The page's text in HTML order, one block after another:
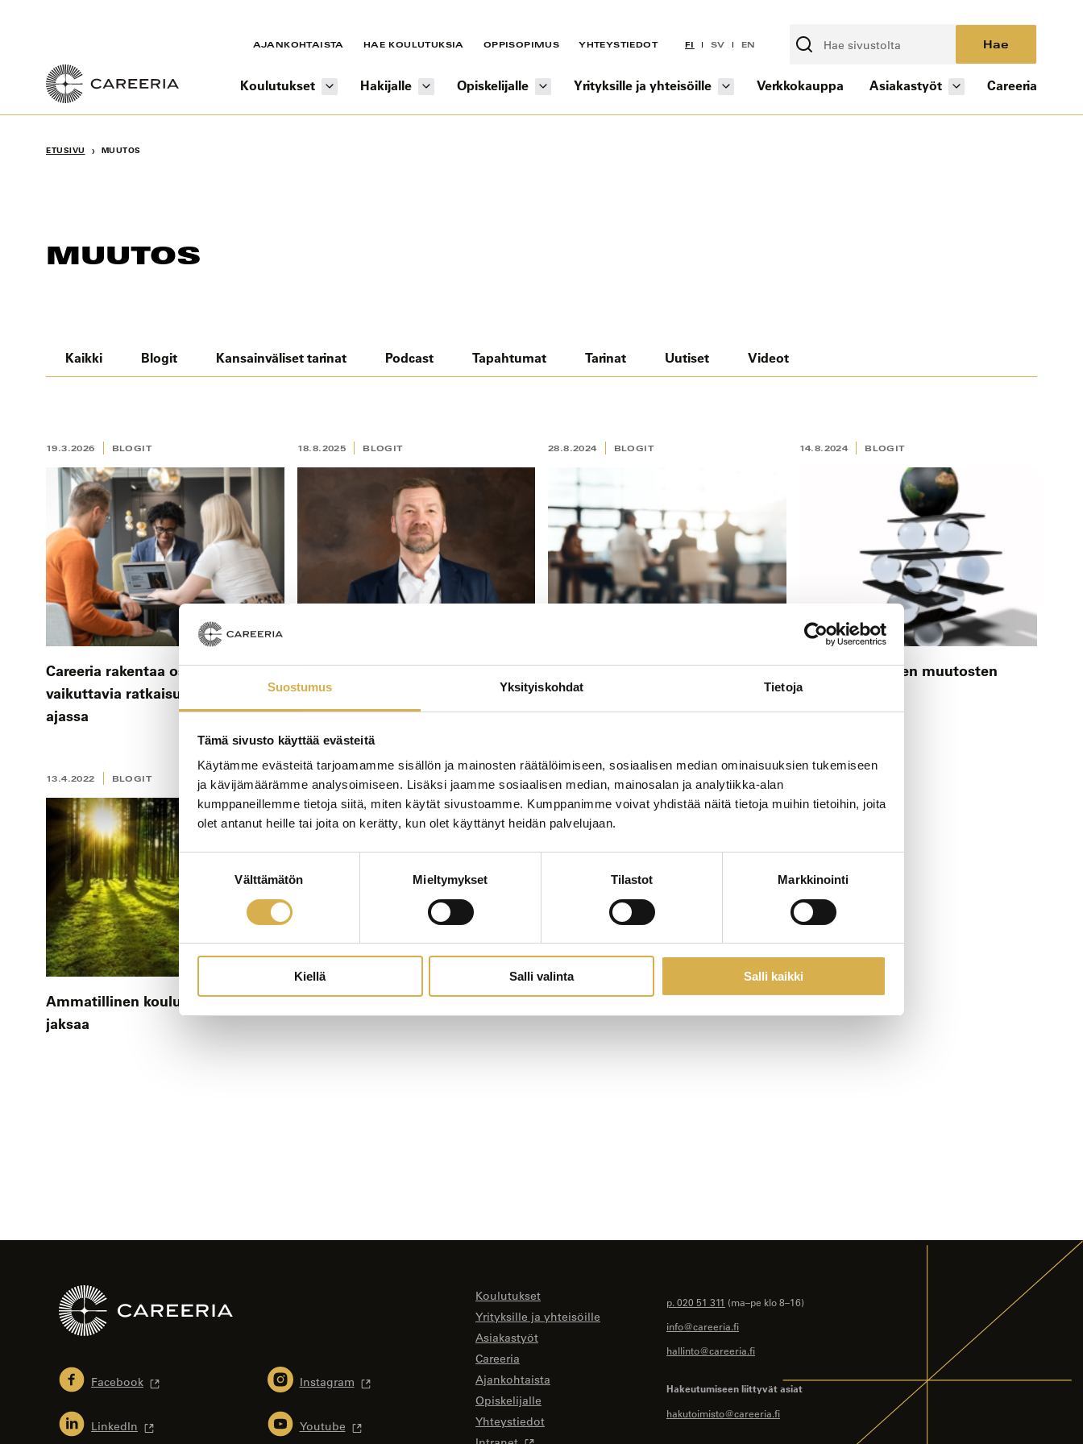
Suostumus Yksityiskohdat Tietoja
Tämä sivusto käyttää evästeitä
Käytämme evästeitä tarjoamamme sisällön ja mainosten räätälöimiseen, sosiaalisen median ominaisuuksien tukemiseen
ja kävijämäärämme analysoimiseen. Lisäksi jaamme sosiaalisen median, mainosalan ja analytiikka-alan
kumppaneillemme tietoja siitä, miten käytät sivustoamme. Kumppanimme voivat yhdistää näitä tietoja muihin tietoihin, joita
olet antanut heille tai joita on kerätty, kun olet käyttänyt heidän palvelujaan.
valinta
Välttämätön Mieltymykset Tilastot Markkinointi
Kiellä Salli valinta Salli kaikki
AJANKOHTAISTA HAE KOULUTUKSIA OPPISOPIMUS YHTEYSTIEDOT FI SV EN Hae
Koulutukset Hakijalle Opiskelijalle Yrityksille ja yhteisöille Verkkokauppa Asiakastyöt Careeria
ETUSIVU › MUUTOS
MUUTOS
Kaikki Blogit Kansainväliset tarinat Podcast Tapahtumat Tarinat Uutiset Videot
19.3.2026 BLOGIT
Careeria rakentaa osaamista ja
vaikuttavia ratkaisuja murroksen
ajassa
18.8.2025 BLOGIT
Muutosten tuulet puhaltelevat
28.8.2024 BLOGIT
Muutos on mahdollisuus ja mitä
kaikkia niitä olikaan…
14.8.2024 BLOGIT
Elämme edelleen muutosten
aikaa
13.4.2022 BLOGIT
Ammatillinen koulutus, jaksaa
jaksaa
Facebook Instagram
LinkedIn Youtube
Koulutukset
Yrityksille ja yhteisöille
Asiakastyöt
Careeria
Ajankohtaista
Opiskelijalle
Yhteystiedot
p. 020 51 311 (ma–pe klo 8–16)
info@careeria.fi
hallinto@careeria.fi
Hakeutumiseen liittyvät asiat
hakutoimisto@careeria.fi